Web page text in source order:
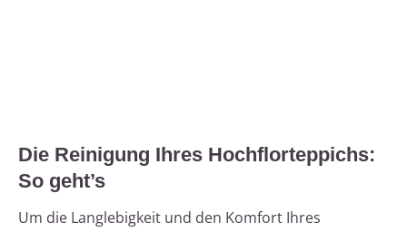
Die Reinigung Ihres Hochflorteppichs:
So geht’s
Um die Langlebigkeit und den Komfort Ihres